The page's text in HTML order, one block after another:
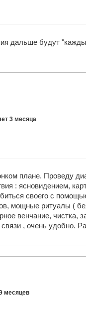
дальше будут
3 месяца
плане. Проведу
: ясновидением,
своего с
мощные ритуалы (
венчание, чистка,
связи , очень
месяцев